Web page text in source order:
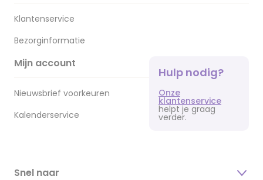
Klantenservice
Bezorginformatie
Mijn account
Nieuwsbrief voorkeuren
Kalenderservice
Hulp nodig?
Onze
klantenservice
helpt je graag
verder.
Snel naar